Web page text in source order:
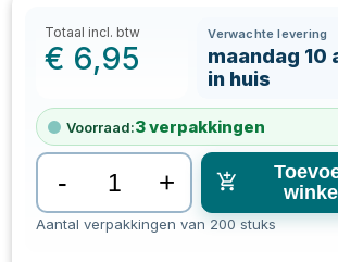
Totaal incl. btw
€ 6,95
Verwachte levering
maandag 10
in huis
Voorraad:3verpakkingen
- +
Aantal verpakkingen van 200 stuks